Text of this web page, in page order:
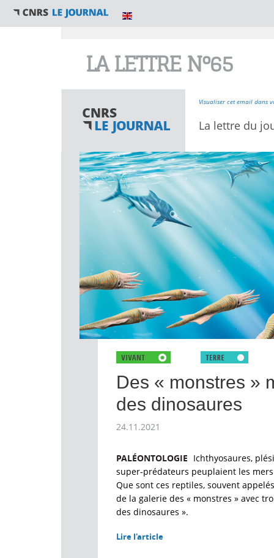
LA LETTRE N°65
Visualiser cet email dans
La lettre du
Des « monstres »
des dinosaures
24.11.2021
PALÉONTOLOGIE Ichthyosaures,
super-prédateurs peuplaient les
Que sont ces reptiles, souvent
de la galerie des « monstres » avec
des dinosaures ».
Lire l'article